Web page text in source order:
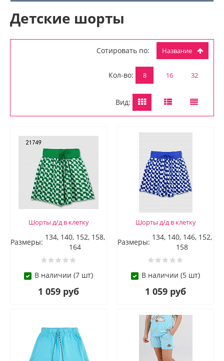
Детские шорты
Сотировать по: Название
Кол-во: 8 16 32
Вид:
Шорты д/д в клетку
Размеры:
134, 140, 152, 158,
164
В наличии (7 шт)
1 059 руб
Шорты д/д в клетку
Размеры:
134, 140, 146, 152,
158
В наличии (5 шт)
1 059 руб